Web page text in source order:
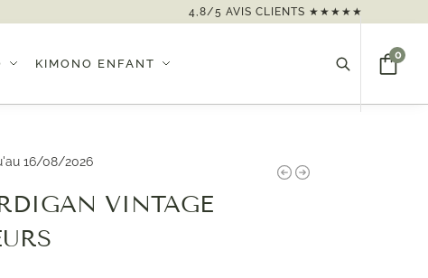
4,8/5 AVIS CLIENTS ★★★★★
KIMONO ENFANT
0
16/08/2026
VINTAGE